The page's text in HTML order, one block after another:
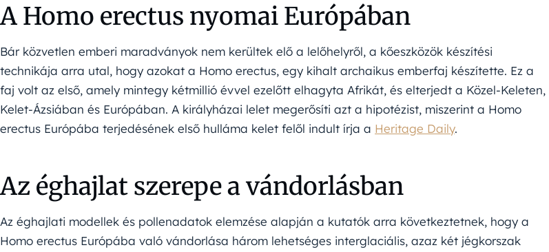
A Homo erectus nyomai Európában
Bár közvetlen emberi maradványok nem kerültek elő a lelőhelyről, a kőeszközök készítési
technikája arra utal, hogy azokat a Homo erectus, egy kihalt archaikus emberfaj készítette. Ez a
faj volt az első, amely mintegy kétmillió évvel ezelőtt elhagyta Afrikát, és elterjedt a Közel-Keleten,
Kelet-Ázsiában és Európában. A királyházai lelet megerősíti azt a hipotézist, miszerint a Homo
erectus Európába terjedésének első hulláma kelet felől indult írja a Heritage Daily.
Az éghajlat szerepe a vándorlásban
Az éghajlati modellek és pollenadatok elemzése alapján a kutatók arra következtetnek, hogy a
Homo erectus Európába való vándorlása három lehetséges interglaciális, azaz két jégkorszak